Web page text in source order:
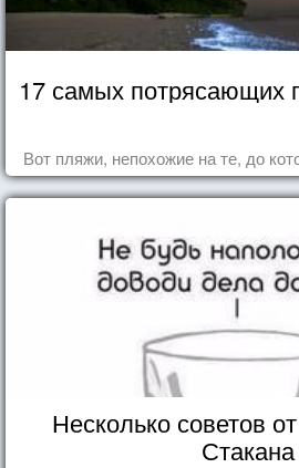
17 самых потрясающих
Вот пляжи, непохожие на те, до
Несколько советов
Стакана